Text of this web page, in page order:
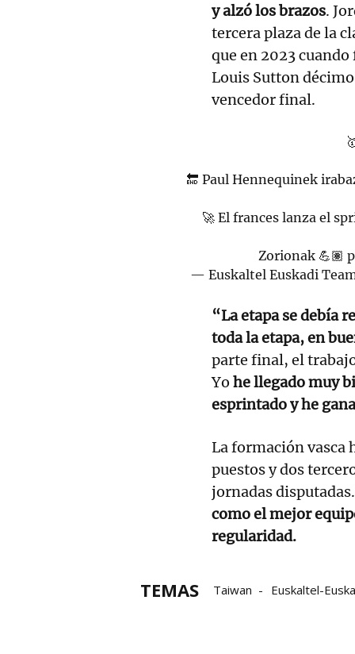
y alzó los brazos.
tercera plaza de la
que en 2023
Louis Sutton
vencedor final.
🔚 Paul Hennequinek
🚀 El frances lanza el
Zorionak 💪🏽
— Euskaltel Euskadi
“La etapa se debía
toda la etapa, en
parte final, el
Yo he llegado muy
esprintado y he
La formación vasca
puestos y dos
jornadas
como el mejor
regularidad.
TEMAS Taiwan Euskaltel-